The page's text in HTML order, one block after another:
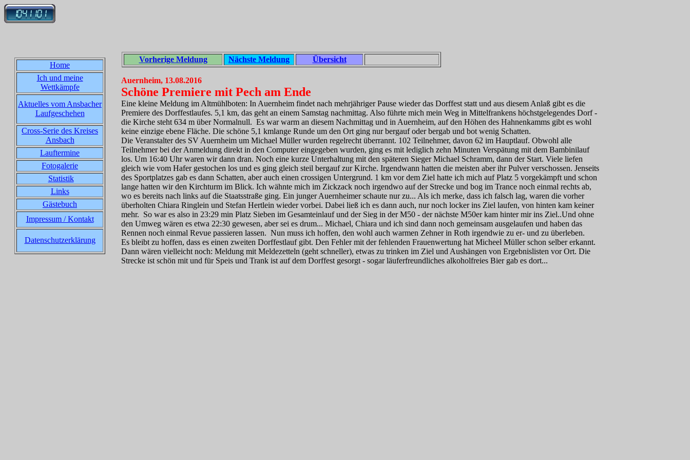
Home
Ich und meine
Wettkämpfe
Aktuelles vom Ansbacher
Laufgeschehen
Cross-Serie des Kreises
Ansbach
Lauftermine
Fotogalerie
Statistik
Links
Gästebuch
Impressum / Kontakt
Datenschutzerklärung
Vorherige Meldung Nächste Meldung Übersicht
Auernheim, 13.08.2016
Schöne Premiere mit Pech am Ende
Eine kleine Meldung im Altmühlboten: In Auernheim findet nach mehrjähriger Pause wieder das Dorffest statt und aus diesem Anlaß gibt es die
Premiere des Dorffestlaufes. 5,1 km, das geht an einem Samstag nachmittag. Also führte mich mein Weg in Mittelfrankens höchstgelegendes Dorf -
die Kirche steht 634 m über Normalnull. Es war warm an diesem Nachmittag und in Auernheim, auf den Höhen des Hahnenkamms gibt es wohl
keine einzige ebene Fläche. Die schöne 5,1 kmlange Runde um den Ort ging nur bergauf oder bergab und bot wenig Schatten.
Die Veranstalter des SV Auernheim um Michael Müller wurden regelrecht überrannt. 102 Teilnehmer, davon 62 im Hauptlauf. Obwohl alle
Teilnehmer bei der Anmeldung direkt in den Computer eingegeben wurden, ging es mit lediglich zehn Minuten Verspätung mit dem Bambinilauf
los. Um 16:40 Uhr waren wir dann dran. Noch eine kurze Unterhaltung mit den späteren Sieger Michael Schramm, dann der Start. Viele liefen
gleich wie vom Hafer gestochen los und es ging gleich steil bergauf zur Kirche. Irgendwann hatten die meisten aber ihr Pulver verschossen. Jenseits
des Sportplatzes gab es dann Schatten, aber auch einen crossigen Untergrund. 1 km vor dem Ziel hatte ich mich auf Platz 5 vorgekämpft und schon
lange hatten wir den Kirchturm im Blick. Ich wähnte mich im Zickzack noch irgendwo auf der Strecke und bog im Trance noch einmal rechts ab,
wo es bereits nach links auf die Staatsstraße ging. Ein junger Auernheimer schaute nur zu... Als ich merke, dass ich falsch lag, waren die vorher
überholten Chiara Ringlein und Stefan Hertlein wieder vorbei. Dabei ließ ich es dann auch, nur noch locker ins Ziel laufen, von hinten kam keiner
mehr. So war es also in 23:29 min Platz Sieben im Gesamteinlauf und der Sieg in der M50 - der nächste M50er kam hinter mir ins Ziel..Und ohne
den Umweg wären es etwa 22:30 gewesen, aber sei es drum... Michael, Chiara und ich sind dann noch gemeinsam ausgelaufen und haben das
Rennen noch einmal Revue passieren lassen. Nun muss ich hoffen, den wohl auch warmen Zehner in Roth irgendwie zu er- und zu überleben.
Es bleibt zu hoffen, dass es einen zweiten Dorffestlauf gibt. Den Fehler mit der fehlenden Frauenwertung hat Micheel Müller schon selber erkannt.
Dann wären vielleicht noch: Meldung mit Meldezetteln (geht schneller), etwas zu trinken im Ziel und Aushängen von Ergebnislisten vor Ort. Die
Strecke ist schön mit und für Speis und Trank ist auf dem Dorffest gesorgt - sogar läuferfreundliches alkoholfreies Bier gab es dort...